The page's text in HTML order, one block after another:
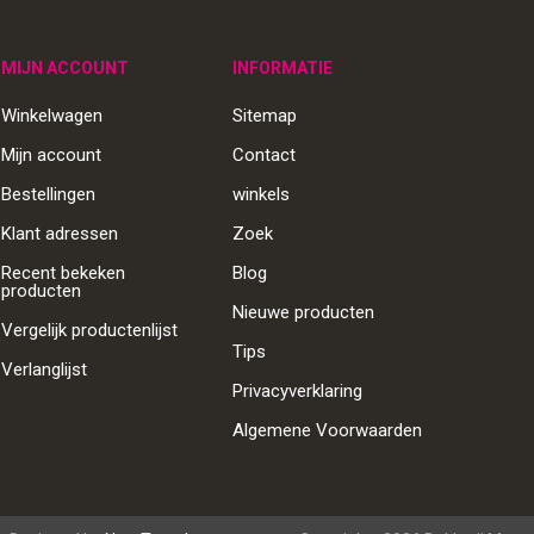
MIJN ACCOUNT
Winkelwagen
Mijn account
Bestellingen
Klant adressen
Recent bekeken
producten
Vergelijk productenlijst
Verlanglijst
INFORMATIE
Sitemap
Contact
winkels
Zoek
Blog
Nieuwe producten
Tips
Privacyverklaring
Algemene Voorwaarden